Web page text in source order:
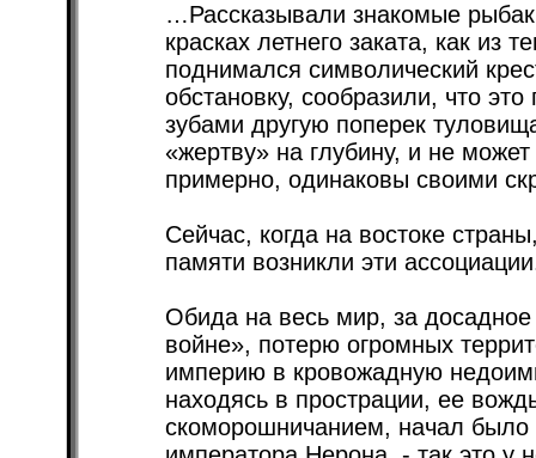
…Рассказывали знакомые
красках летнего заката, как из
поднимался символический
обстановку, сообразили, что
зубами другую поперек
«жертву» на глубину, и не может
примерно, одинаковы своими
Сейчас, когда на востоке
памяти возникли эти
Обида на весь мир, за
войне», потерю огромных
империю в кровожадную
находясь в прострации, ее
скоморошничанием, начал было